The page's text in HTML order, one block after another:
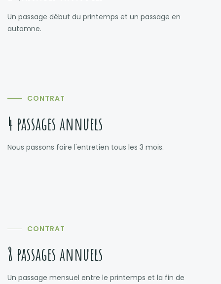
Un passage début du printemps et un passage en
automne.
CONTRAT
4 passages annuels
Nous passons faire l'entretien tous les 3 mois.
CONTRAT
8 passages annuels
Un passage mensuel entre le printemps et la fin de